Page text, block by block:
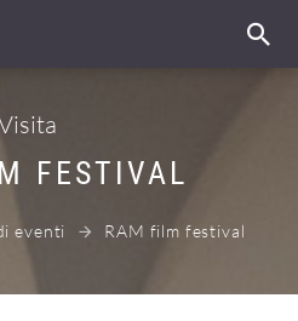
FESTIVAL
eventi RAM film festival